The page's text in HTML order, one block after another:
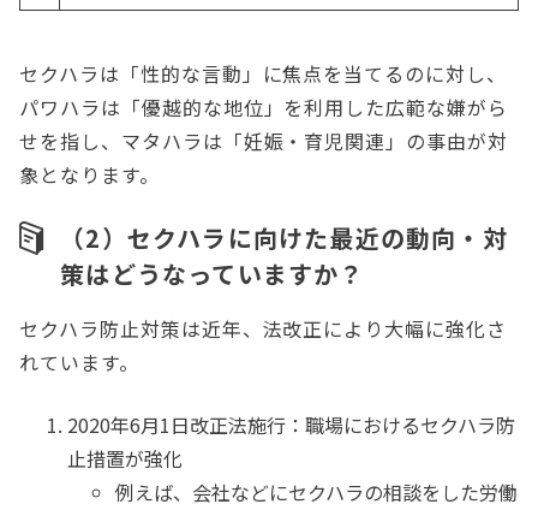
セクハラは「性的な言動」に焦点を当てるのに対し、
パワハラは「優越的な地位」を利用した広範な嫌がら
せを指し、マタハラは「妊娠・育児関連」の事由が対
象となります。
（2）セクハラに向けた最近の動向・対
策はどうなっていますか？
セクハラ防止対策は近年、法改正により大幅に強化さ
れています。
2020年6月1日改正法施行：職場におけるセクハラ防
止措置が強化
例えば、会社などにセクハラの相談をした労働